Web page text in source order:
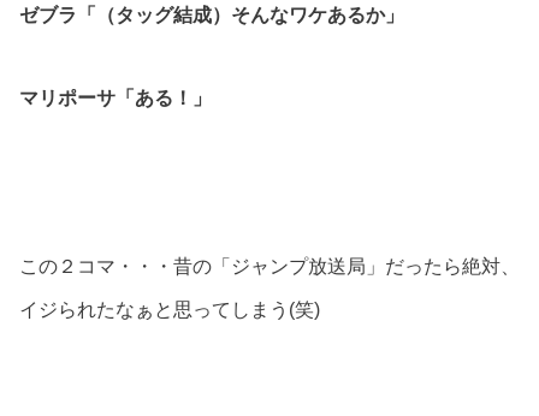
ゼブラ「（タッグ結成）そんなワケあるか」
マリポーサ「ある！」
この２コマ・・・昔の「ジャンプ放送局」だったら絶対、
イジられたなぁと思ってしまう(笑)